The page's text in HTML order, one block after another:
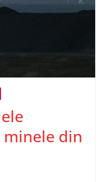
din